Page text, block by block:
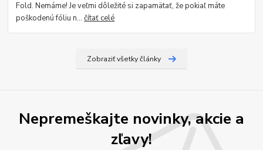
Fold. Nemáme! Je veľmi dôležité si zapamätať, že pokiaľ máte
poškodenú fóliu n...čítať celé
Zobraziť všetky články
Nepremeškajte novinky, akcie a
zľavy!